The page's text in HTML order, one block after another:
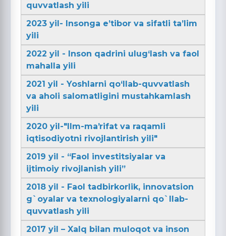
quvvatlash yili
2023 yil- Insonga e’tibor va sifatli ta’lim
yili
2022 yil - Inson qadrini ulug‘lash va faol
mahalla yili
2021 yil - Yoshlarni qo‘llab-quvvatlash
va aholi salomatligini mustahkamlash
yili
2020 yil-"Ilm-maʼrifat va raqamli
iqtisodiyotni rivojlantirish yili"
2019 yil - “Faol investitsiyalar va
ijtimoiy rivojlanish yili”
2018 yil - Faol tadbirkorlik, innovatsion
g`oyalar va texnologiyalarni qo`llab-
quvvatlash yili
2017 yil – Xalq bilan muloqot va inson